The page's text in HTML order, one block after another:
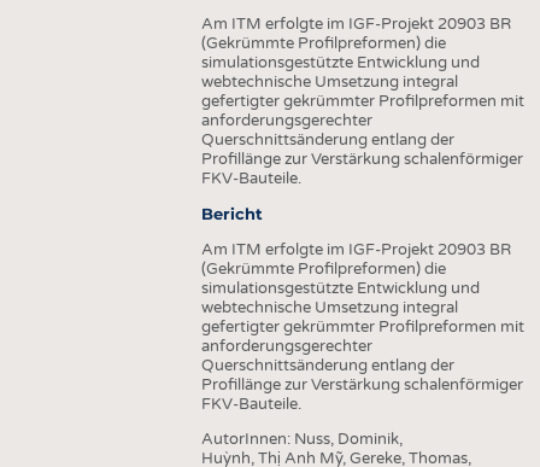
Am ITM erfolgte im IGF-Projekt 20903 BR
(Gekrümmte Profilpreformen) die
simulationsgestützte Entwicklung und
webtechnische Umsetzung integral
gefertigter gekrümmter Profilpreformen mit
anforderungsgerechter
Querschnittsänderung entlang der
Profillänge zur Verstärkung schalenförmiger
FKV-Bauteile.
Bericht
Am ITM erfolgte im IGF-Projekt 20903 BR
(Gekrümmte Profilpreformen) die
simulationsgestützte Entwicklung und
webtechnische Umsetzung integral
gefertigter gekrümmter Profilpreformen mit
anforderungsgerechter
Querschnittsänderung entlang der
Profillänge zur Verstärkung schalenförmiger
FKV-Bauteile.
AutorInnen: Nuss, Dominik
Huỳnh, Thị Anh Mỹ Gereke, Thomas